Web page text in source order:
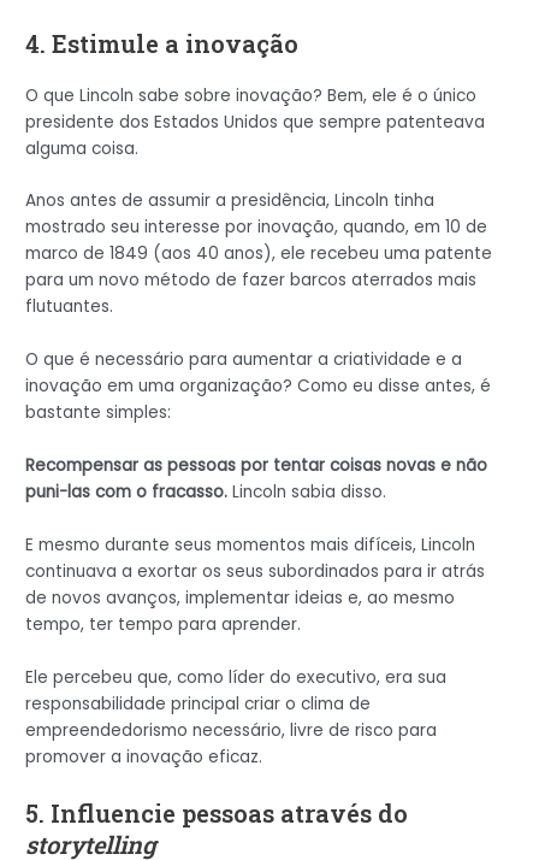
4. Estimule a inovação
O que Lincoln sabe sobre inovação? Bem, ele é o único
presidente dos Estados Unidos que sempre patenteava
alguma coisa.
Anos antes de assumir a presidência, Lincoln tinha
mostrado seu interesse por inovação, quando, em 10 de
marco de 1849 (aos 40 anos), ele recebeu uma patente
para um novo método de fazer barcos aterrados mais
flutuantes.
O que é necessário para aumentar a criatividade e a
inovação em uma organização? Como eu disse antes, é
bastante simples:
Recompensar as pessoas por tentar coisas novas e não
puni-las com o fracasso.Lincoln sabia disso.
E mesmo durante seus momentos mais difíceis, Lincoln
continuava a exortar os seus subordinados para ir atrás
de novos avanços, implementar ideias e, ao mesmo
tempo, ter tempo para aprender.
Ele percebeu que, como líder do executivo, era sua
responsabilidade principal criar o clima de
empreendedorismo necessário, livre de risco para
promover a inovação eficaz.
5. Influencie pessoas através do
storytelling